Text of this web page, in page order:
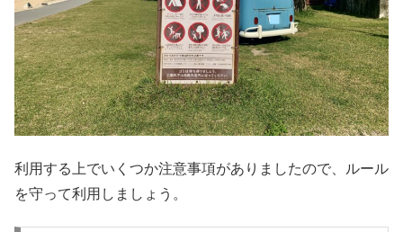
利用する上でいくつか注意事項がありましたので、ルール
を守って利用しましょう。